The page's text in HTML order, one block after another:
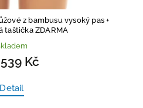
z bambusu vysoký pas+
taštička ZDARMA
Kč
Detail